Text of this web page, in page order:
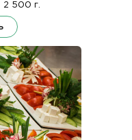
2 500 г.